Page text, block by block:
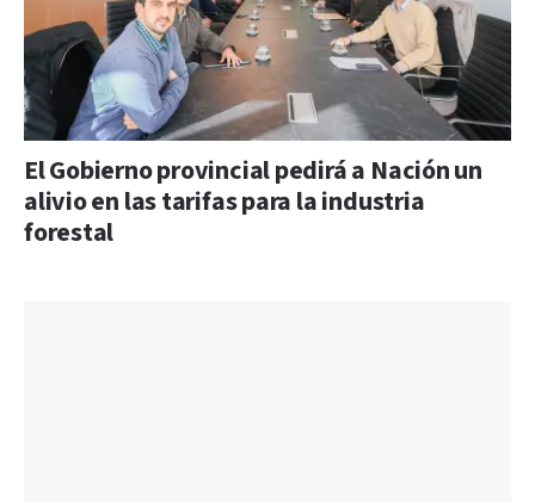
El Gobierno provincial pedirá a Nación un
alivio en las tarifas para la industria
forestal